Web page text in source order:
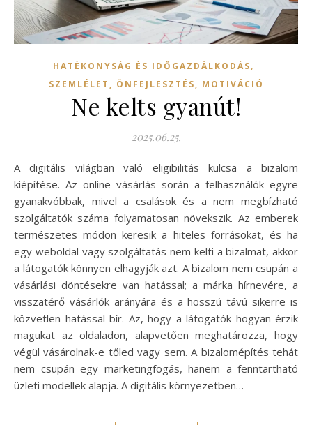
HATÉKONYSÁG ÉS IDŐGAZDÁLKODÁS,
SZEMLÉLET, ÖNFEJLESZTÉS, MOTIVÁCIÓ
Ne kelts gyanút!
2025.06.25.
A digitális világban való eligibilitás kulcsa a bizalom
kiépítése. Az online vásárlás során a felhasználók egyre
gyanakvóbbak, mivel a csalások és a nem megbízható
szolgáltatók száma folyamatosan növekszik. Az emberek
természetes módon keresik a hiteles forrásokat, és ha
egy weboldal vagy szolgáltatás nem kelti a bizalmat, akkor
a látogatók könnyen elhagyják azt. A bizalom nem csupán a
vásárlási döntésekre van hatással; a márka hírnevére, a
visszatérő vásárlók arányára és a hosszú távú sikerre is
közvetlen hatással bír. Az, hogy a látogatók hogyan érzik
magukat az oldaladon, alapvetően meghatározza, hogy
végül vásárolnak-e tőled vagy sem. A bizalomépítés tehát
nem csupán egy marketingfogás, hanem a fenntartható
üzleti modellek alapja. A digitális környezetben…